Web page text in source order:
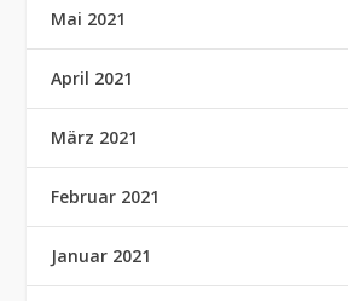
Mai 2021
April 2021
März 2021
Februar 2021
Januar 2021